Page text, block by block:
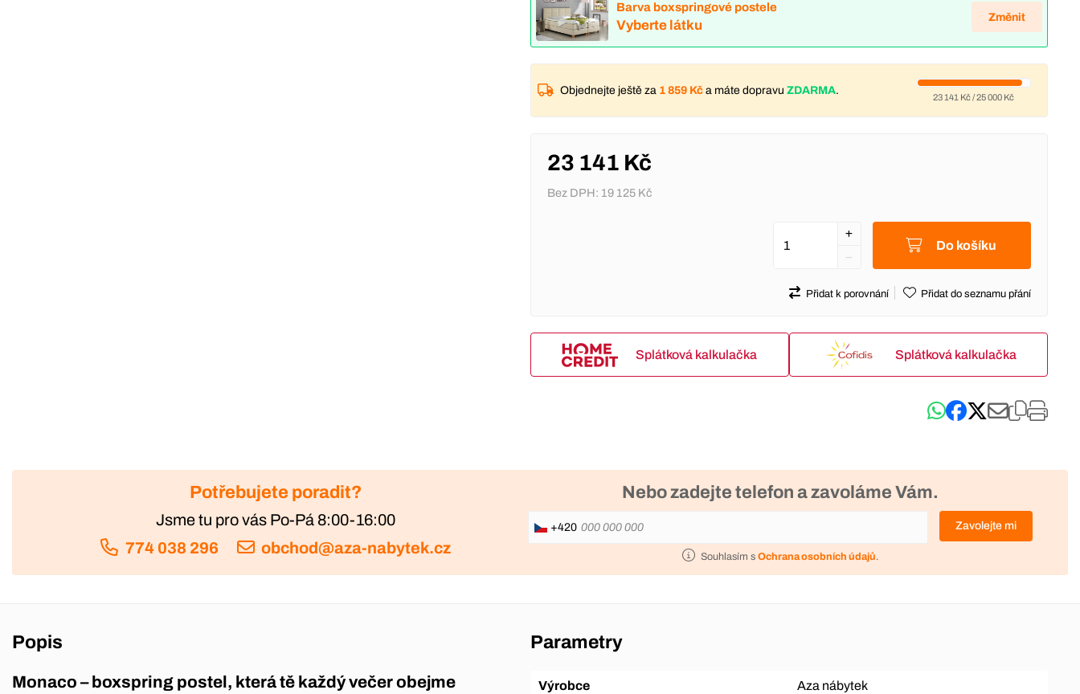
Barva boxspringové postele
Vyberte látku
Změnit
Objednejte ještě za 1 859 Kča máte dopravu ZDARMA.
23 141 Kč/25 000 Kč
23 141 Kč
Bez DPH: 19 125 Kč
Do košíku
Přidat k porovnání Přidat do seznamu přání
Splátková kalkulačka Splátková kalkulačka
Potřebujete poradit?
Jsme tu pro vás Po-Pá 8:00-16:00
774 038 296
obchod@aza-nabytek.cz
Nebo zadejte telefon a zavoláme Vám.
+420 Zavolejte mi
Souhlasím s Ochrana osobních údajů.
Popis
Monaco – boxspring postel, která tě každý večer obejme
Parametry
Výrobce Aza nábytek